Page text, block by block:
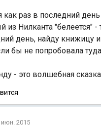
как раз в последний
из Нилканта "белеется"
день, найду книжицу
бы не попробовала
- это волшебная
июн. 2015